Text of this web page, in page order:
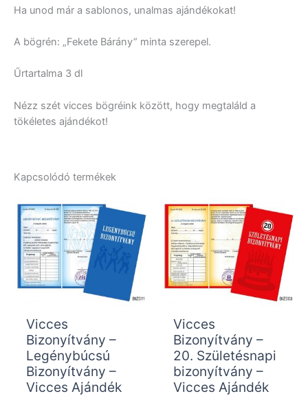
Ha unod már a sablonos, unalmas ajándékokat!
A bögrén: „Fekete Bárány” minta szerepel.
Űrtartalma 3 dl
Nézz szét vicces bögréink között, hogy megtaláld a
tökéletes ajándékot!
Kapcsolódó termékek
Vicces
Bizonyítvány –
Legénybúcsú
Bizonyítvány –
Vicces Ajándék
Vicces
Bizonyítvány –
20. Születésnapi
bizonyítvány –
Vicces Ajándék